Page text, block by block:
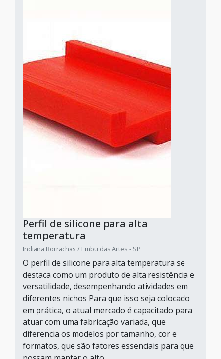
Perfil de silicone para alta
temperatura
Indiana Borrachas / Embu das Artes - SP
O perfil de silicone para alta temperatura se
destaca como um produto de alta resistência e
versatilidade, desempenhando atividades em
diferentes nichos Para que isso seja colocado
em prática, o atual mercado é capacitado para
atuar com uma fabricação variada, que
diferencia os modelos por tamanho, cor e
formatos, que são fatores essenciais para que